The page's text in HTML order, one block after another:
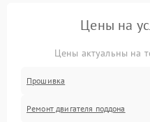
Цены на
Цены актуальны на
Прошивка
Ремонт двигателя поддона